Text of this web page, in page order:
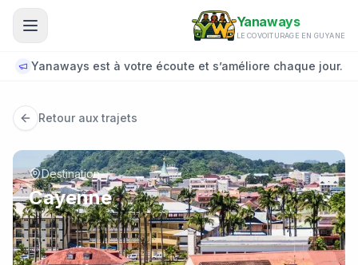
Aller au contenu principal
Yanaways
LE COVOITURAGE EN GUYANE
Yanaways est à votre écoute et s’améliore chaque jour.
Retour aux trajets
Destination
Cayenne